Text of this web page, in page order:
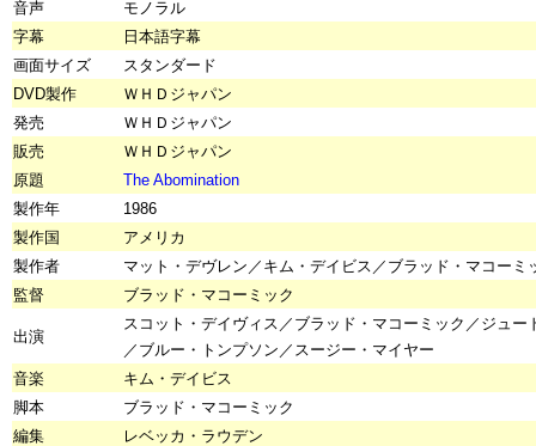
音声
モノラル
字幕
日本語字幕
画面サイズ
スタンダード
DVD製作
ＷＨＤジャパン
発売
ＷＨＤジャパン
販売
ＷＨＤジャパン
原題
The Abomination
製作年
1986
製作国
アメリカ
製作者
マット・デヴレン／キム・デイビス／ブラッド・マコーミ
監督
ブラッド・マコーミック
出演
スコット・デイヴィス／ブラッド・マコーミック／ジュー
／ブルー・トンプソン／スージー・マイヤー
音楽
キム・デイビス
脚本
ブラッド・マコーミック
編集
レベッカ・ラウデン